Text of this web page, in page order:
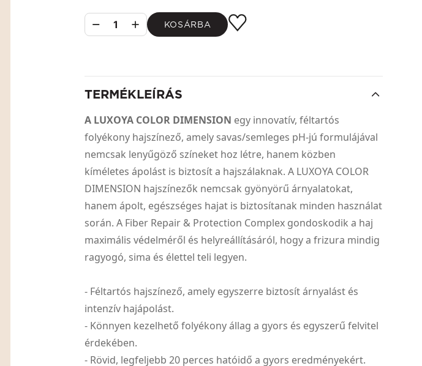
1 KOSÁRBA
TERMÉKLEÍRÁS
A LUXOYA COLOR DIMENSION egy innovatív, féltartós
folyékony hajszínező, amely savas/semleges pH-jú formulájával
nemcsak lenyűgöző színeket hoz létre, hanem közben
kíméletes ápolást is biztosít a hajszálaknak. A LUXOYA COLOR
DIMENSION hajszínezők nemcsak gyönyörű árnyalatokat,
hanem ápolt, egészséges hajat is biztosítanak minden használat
során. A Fiber Repair & Protection Complex gondoskodik a haj
maximális védelméről és helyreállításáról, hogy a frizura mindig
ragyogó, sima és élettel teli legyen.
- Féltartós hajszínező, amely egyszerre biztosít árnyalást és
intenzív hajápolást.
- Könnyen kezelhető folyékony állag a gyors és egyszerű felvitel
érdekében.
- Rövid, legfeljebb 20 perces hatóidő a gyors eredményekért.